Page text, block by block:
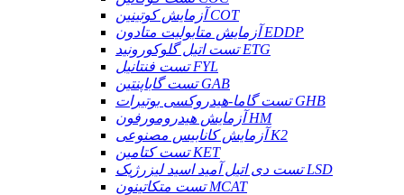
آزمایش کوتینین COT
آزمایش متابولیت متادون EDDP
تست اتیل گلوکورونید ETG
تست فنتانیل FYL
تست گاباپنتین GAB
تست گاما-هیدروکسی بوتیرات GHB
آزمایش هیدرومورفون HM
آزمایش کانابیس مصنوعی K2
تست کتامین KET
تست دی اتیل آمید اسید لیزرژیک LSD
تست متکاتینون MCAT